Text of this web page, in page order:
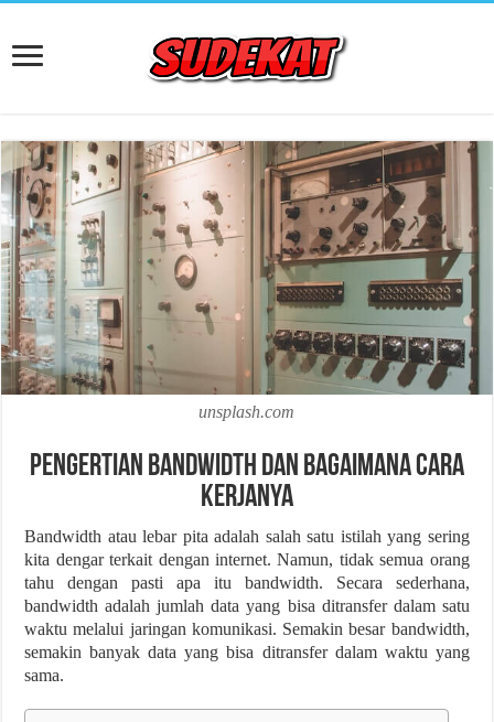
unsplash.com
Pengertian Bandwidth dan Bagaimana Cara
Kerjanya
Bandwidth atau lebar pita adalah salah satu istilah yang sering
kita dengar terkait dengan internet. Namun, tidak semua orang
tahu dengan pasti apa itu bandwidth. Secara sederhana,
bandwidth adalah jumlah data yang bisa ditransfer dalam satu
waktu melalui jaringan komunikasi. Semakin besar bandwidth,
semakin banyak data yang bisa ditransfer dalam waktu yang
sama.